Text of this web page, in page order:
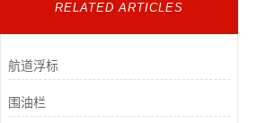
RELATED ARTICLES
航道浮标
围油栏